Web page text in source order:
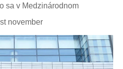
sa v Medzinárodnom
stnovember